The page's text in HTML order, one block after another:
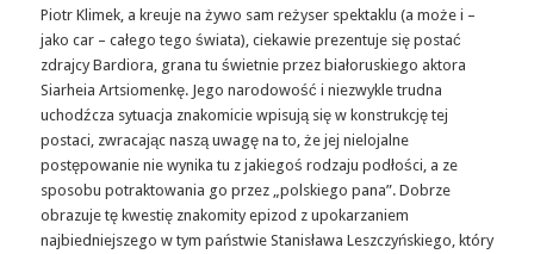
Piotr Klimek, a kreuje na żywo sam reżyser spektaklu (a może i –
jako car – całego tego świata), ciekawie prezentuje się postać
zdrajcy Bardiora, grana tu świetnie przez białoruskiego aktora
Siarheia Artsiomenkę. Jego narodowość i niezwykle trudna
uchodźcza sytuacja znakomicie wpisują się w konstrukcję tej
postaci, zwracając naszą uwagę na to, że jej nielojalne
postępowanie nie wynika tu z jakiegoś rodzaju podłości, a ze
sposobu potraktowania go przez „polskiego pana”. Dobrze
obrazuje tę kwestię znakomity epizod z upokarzaniem
najbiedniejszego w tym państwie Stanisława Leszczyńskiego, który